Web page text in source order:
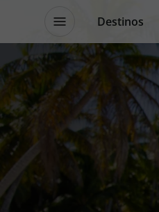
Destinos
Promoções
Destinos
Voos